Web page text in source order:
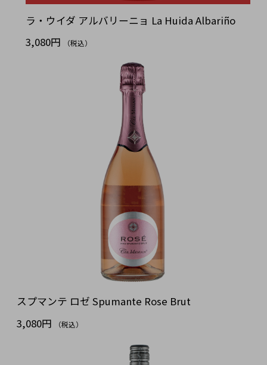
ラ・ウイダ アルバリーニョ La Huida Albariño
3,080円
（税込）
スプマンテ ロゼ Spumante Rose Brut
3,080円
（税込）